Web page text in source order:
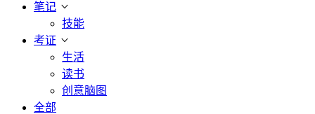
笔记
技能
考证
生活
读书
创意脑图
全部